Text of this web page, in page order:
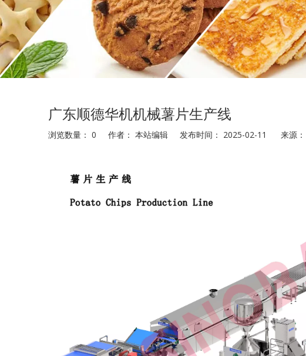
广东顺德华机机械薯片生产线
浏览数量： 0 作者： 本站编辑 发布时间： 2025-02-11 来源：